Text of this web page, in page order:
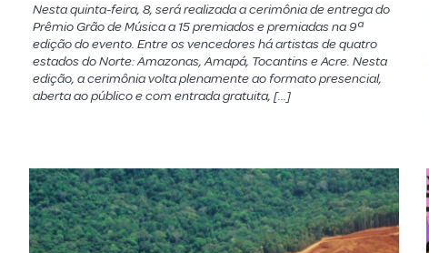
Nesta quinta-feira, 8, será realizada a cerimônia de entrega do
Prêmio Grão de Música a 15 premiados e premiadas na 9ª
edição do evento. Entre os vencedores há artistas de quatro
estados do Norte: Amazonas, Amapá, Tocantins e Acre. Nesta
edição, a cerimônia volta plenamente ao formato presencial,
aberta ao público e com entrada gratuita, […]